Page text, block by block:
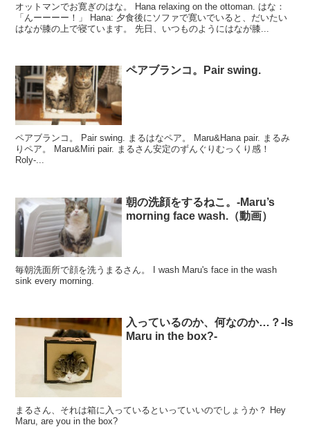
オットマンでお寛ぎのはな。 Hana relaxing on the ottoman. はな：
「んーーーー！」 Hana: 夕食後にソファで寛いでいると、だいたい
はなが膝の上で寝ています。 先日、いつものようにはなが膝...
ペアブランコ。Pair swing.
ペアブランコ。 Pair swing. まるはなペア。 Maru&Hana pair. まるみ
りペア。 Maru&Miri pair. まるさん安定のずんぐりむっくり感！
Roly-...
朝の洗顔をするねこ。-Maru’s
morning face wash.（動画）
毎朝洗面所で顔を洗うまるさん。 I wash Maru's face in the wash
sink every morning.
入っているのか、何なのか…？-Is
Maru in the box?-
まるさん、それは箱に入っているといっていいのでしょうか？ Hey
Maru, are you in the box?